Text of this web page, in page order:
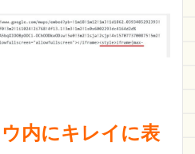
内にキレイに表